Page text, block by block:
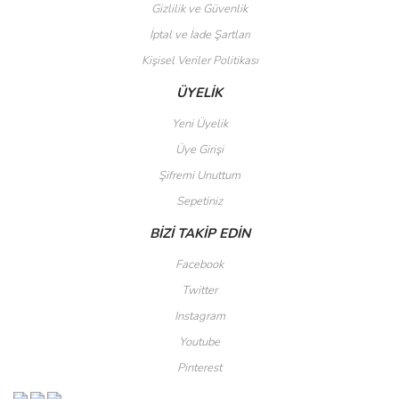
Gönder
Gizlilik ve Güvenlik
İptal ve İade Şartları
Kişisel Veriler Politikası
ÜYELİK
Yeni Üyelik
Üye Girişi
Şifremi Unuttum
Sepetiniz
BİZİ TAKİP EDİN
Facebook
Twitter
Instagram
Youtube
Pinterest